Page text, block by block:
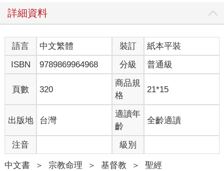
詳細資料
語言 中文繁體 裝訂
紙本平裝
ISBN
9789869964968 分級 普通級
頁數 320
商品規
格
21*15
出版地 台灣
適讀年
齡
全齡適讀
注音 級別
中文書 ＞ 宗教命理 ＞ 基督教 ＞ 聖經